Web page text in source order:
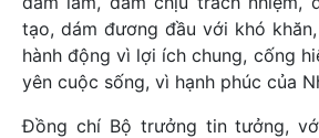
tạo, dám đương đầu với khó
hành động vì lợi ích chung, cống
yên cuộc sống, vì hạnh phúc của
Đồng chí Bộ trưởng tin tưởng,